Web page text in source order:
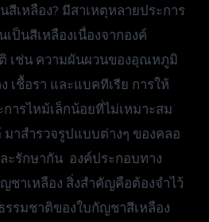
สีเหลือง? มีสาเหตุหลายประการ
ป็นสีเหลืองเนื่องจากองค์
เช่น ความผันผวนของอุณหภูมิ
เชื้อรา และแบคทีเรีย การให้
ารไหม้เล็กน้อยที่ไม่เหมาะสม
มาสํารวจรูปแบบต่างๆ ของคลอ
ะรักษากัน องค์ประกอบทาง
ชาเหลือง สิ่งสําคัญคือต้องจําไว้
รรมชาติของใบกัญชาสีเหลือง